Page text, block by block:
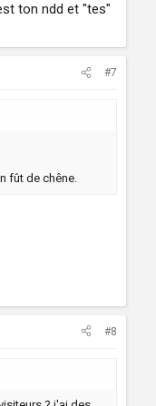
ton ndd et "tes"
#7
fût de chêne.
#8